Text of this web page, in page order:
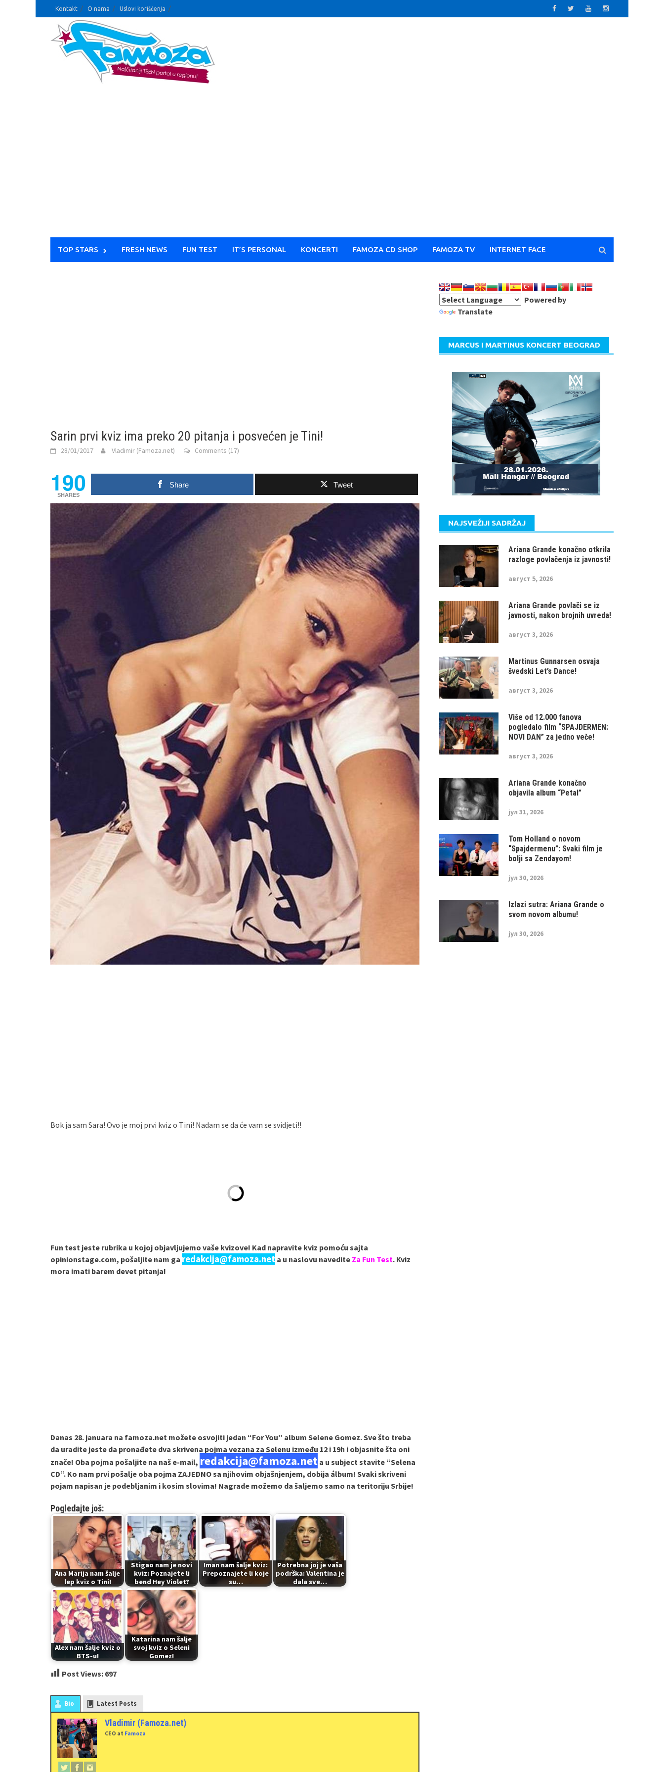
Kontakt O nama Uslovi korišćenja
TOP STARS FRESH NEWS FUN TEST IT’S PERSONAL KONCERTI FAMOZA CD SHOP FAMOZA TV INTERNET FACE
Sarin prvi kviz ima preko 20 pitanja i posvećen je Tini!
28/01/2017 Vladimir (Famoza.net) Comments (17)
190
SHARES
Share Tweet
Bok ja sam Sara! Ovo je moj prvi kviz o Tini! Nadam se da će vam se svidjeti!!
Fun test jeste rubrika u kojoj objavljujemo vaše kvizove! Kad napravite kviz pomoću sajta
opinionstage.com, pošaljite nam ga redakcija@famoza.net a u naslovu navedite Za Fun Test. Kviz
mora imati barem devet pitanja!
Danas 28. januara na famoza.net možete osvojiti jedan “For You” album Selene Gomez. Sve što treba
da uradite jeste da pronađete dva skrivena pojma vezana za Selenu između 12 i 19h i objasnite šta oni
znače! Oba pojma pošaljite na naš e-mail, redakcija@famoza.net a u subject stavite “Selena
CD”. Ko nam prvi pošalje oba pojma ZAJEDNO sa njihovim objašnjenjem, dobija álbum! Svaki skriveni
pojam napisan je podebljanim i kosim slovima! Nagrade možemo da šaljemo samo na teritoriju Srbije!
Pogledajte još:
Ana Marija nam šalje
lep kviz o Tini!
Stigao nam je novi
kviz: Poznajete li
bend Hey Violet?
Iman nam šalje kviz:
Prepoznajete li koje
su…
Potrebna joj je vaša
podrška: Valentina je
dala sve…
Alex nam šalje kviz o
BTS-u!
Katarina nam šalje
svoj kviz o Seleni
Gomez!
Post Views: 697
Bio Latest Posts
Vladimir (Famoza.net)
CEO at Famoza
Powered by
Translate
MARCUS I MARTINUS KONCERT BEOGRAD
NAJSVEŽIJI SADRŽAJ
Ariana Grande konačno otkrila
razloge povlačenja iz javnosti!
август 5, 2026
Ariana Grande povlači se iz
javnosti, nakon brojnih uvreda!
август 3, 2026
Martinus Gunnarsen osvaja
švedski Let’s Dance!
август 3, 2026
Više od 12.000 fanova
pogledalo film “SPAJDERMEN:
NOVI DAN” za jedno veče!
август 3, 2026
Ariana Grande konačno
objavila album “Petal”
јул 31, 2026
Tom Holland o novom
“Spajdermenu”: Svaki film je
bolji sa Zendayom!
јул 30, 2026
Izlazi sutra: Ariana Grande o
svom novom albumu!
јул 30, 2026